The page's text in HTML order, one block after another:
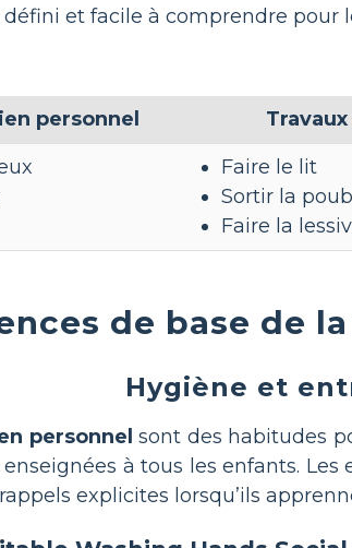
et facile à comprendre pour
personnel
Faire le lit
Sortir la
Faire la
de base de
Hygiène et
personnel sont des habitudes
à tous les enfants.
explicites lorsqu’ils